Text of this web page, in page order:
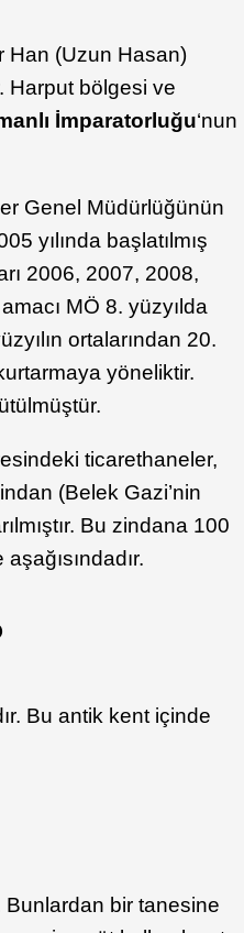
Han (Uzun Hasan)
Harput bölgesi ve
İmparatorluğu‘nun
Genel Müdürlüğünün
yılında başlatılmış
2006, 2007, 2008,
MÖ 8. yüzyılda
ortalarından 20.
yöneliktir.
ticarethaneler,
(Belek Gazi’nin
Bu zindana 100
Bu antik kent içinde
Bunlardan bir tanesine